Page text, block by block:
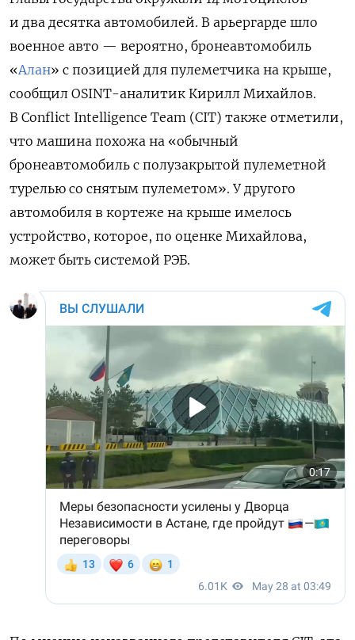
и два десятка автомобилей. В арьергарде шло
военное авто — вероятно, бронеавтомобиль
«Алан» с позицией для пулеметчика на крыше,
сообщил OSINT-аналитик Кирилл Михайлов.
В Conflict Intelligence Team (CIT) также отметили,
что машина похожа на «обычный
бронеавтомобиль с полузакрытой пулеметной
турелью со снятым пулеметом». У другого
автомобиля в кортеже на крыше имелось
устройство, которое, по оценке Михайлова,
может быть системой РЭБ.